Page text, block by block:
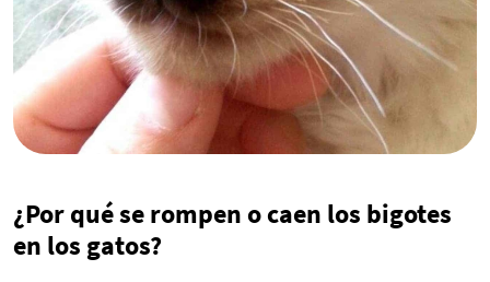
¿Por qué se rompen o caen los bigotes
en los gatos?